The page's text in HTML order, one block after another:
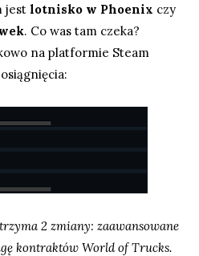
jest lotnisko w Phoenix czy
. Co was tam czeka?
na platformie Steam
2 zmiany: zaawansowane
kontraktów World of Trucks.